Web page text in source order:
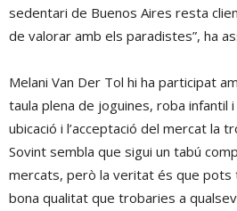
sedentari de Buenos Aires resta
de valorar amb els paradistes”, ha
Melani Van Der Tol hi ha participat
taula plena de joguines, roba infantil i
ubicació i l’acceptació del mercat la
Sovint sembla que sigui un tabú
mercats, però la veritat és que
bona qualitat que trobaries a